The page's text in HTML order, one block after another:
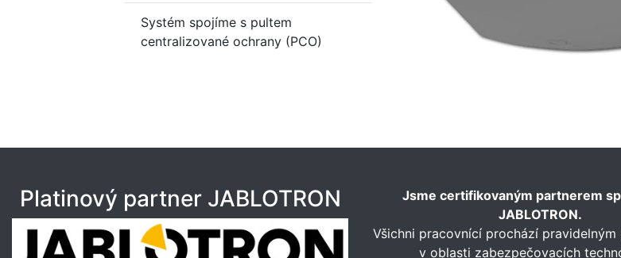
Systém spojíme s pultem
centralizované ochrany (PCO)
Platinový partner JABLOTRON
Jsme certifikovaným partnerem
JABLOTRON.
Všichni pracovnící prochází pravidelným
v oblasti zabezpečovacích